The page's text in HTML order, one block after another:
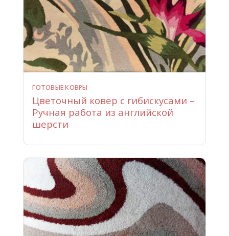
ГОТОВЫЕ КОВРЫ
Цветочный ковер с гибискусами –
Ручная работа из английской
шерсти